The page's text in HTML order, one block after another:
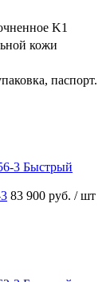
K1
кожи
паспорт.
Быстрый
83 900 руб. / шт